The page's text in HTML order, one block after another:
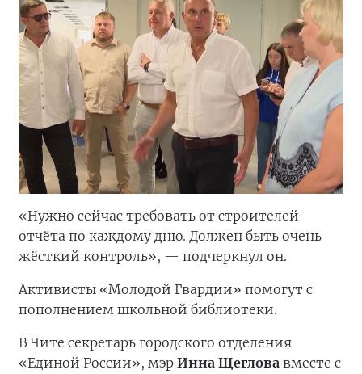
«Нужно сейчас требовать от строителей
отчёта по каждому дню. Должен быть очень
жёсткий контроль», — подчеркнул он.
Активисты «Молодой Гвардии» помогут с
пополнением школьной библиотеки.
В Чите секретарь городского отделения
«Единой России», мэр Инна Щеглова вместе с